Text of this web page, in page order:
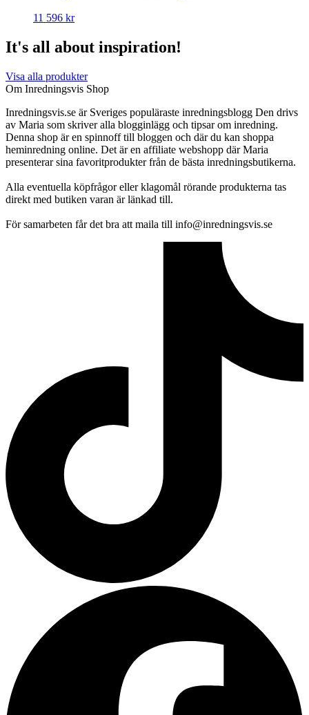
11 596 kr
It's all about inspiration!
Visa alla produkter
Om Inredningsvis Shop
Inredningsvis.se är Sveriges populäraste inredningsblogg Den drivs
av Maria som skriver alla blogginlägg och tipsar om inredning.
Denna shop är en spinnoff till bloggen och där du kan shoppa
heminredning online. Det är en affiliate webshopp där Maria
presenterar sina favoritprodukter från de bästa inredningsbutikerna.
Alla eventuella köpfrågor eller klagomål rörande produkterna tas
direkt med butiken varan är länkad till.
För samarbeten får det bra att maila till info@inredningsvis.se